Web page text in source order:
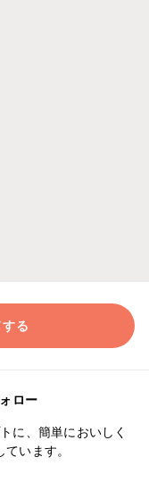
る
ロー
に、簡単においしく
います。